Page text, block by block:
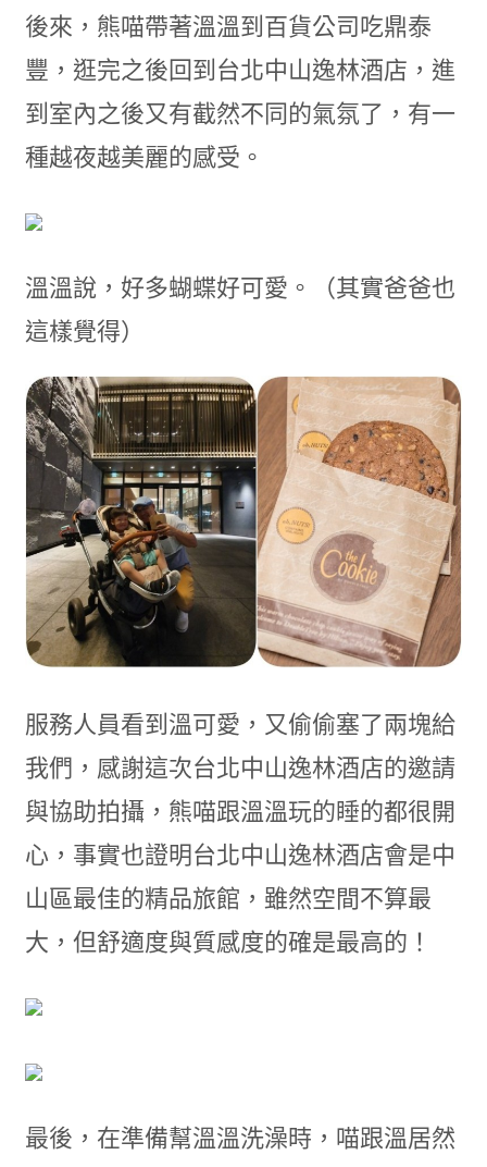
後來，熊喵帶著溫溫到百貨公司吃鼎泰
豐，逛完之後回到台北中山逸林酒店，進
到室內之後又有截然不同的氣氛了，有一
種越夜越美麗的感受。
溫溫說，好多蝴蝶好可愛。（其實爸爸也
這樣覺得）
服務人員看到溫可愛，又偷偷塞了兩塊給
我們，感謝這次台北中山逸林酒店的邀請
與協助拍攝，熊喵跟溫溫玩的睡的都很開
心，事實也證明台北中山逸林酒店會是中
山區最佳的精品旅館，雖然空間不算最
大，但舒適度與質感度的確是最高的！
最後，在準備幫溫溫洗澡時，喵跟溫居然